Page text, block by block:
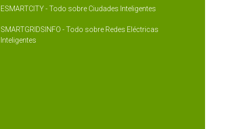
ESMARTCITY - Todo sobre Ciudades Inteligentes
SMARTGRIDSINFO - Todo sobre Redes Eléctricas
Inteligentes